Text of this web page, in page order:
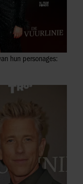
hun personages: